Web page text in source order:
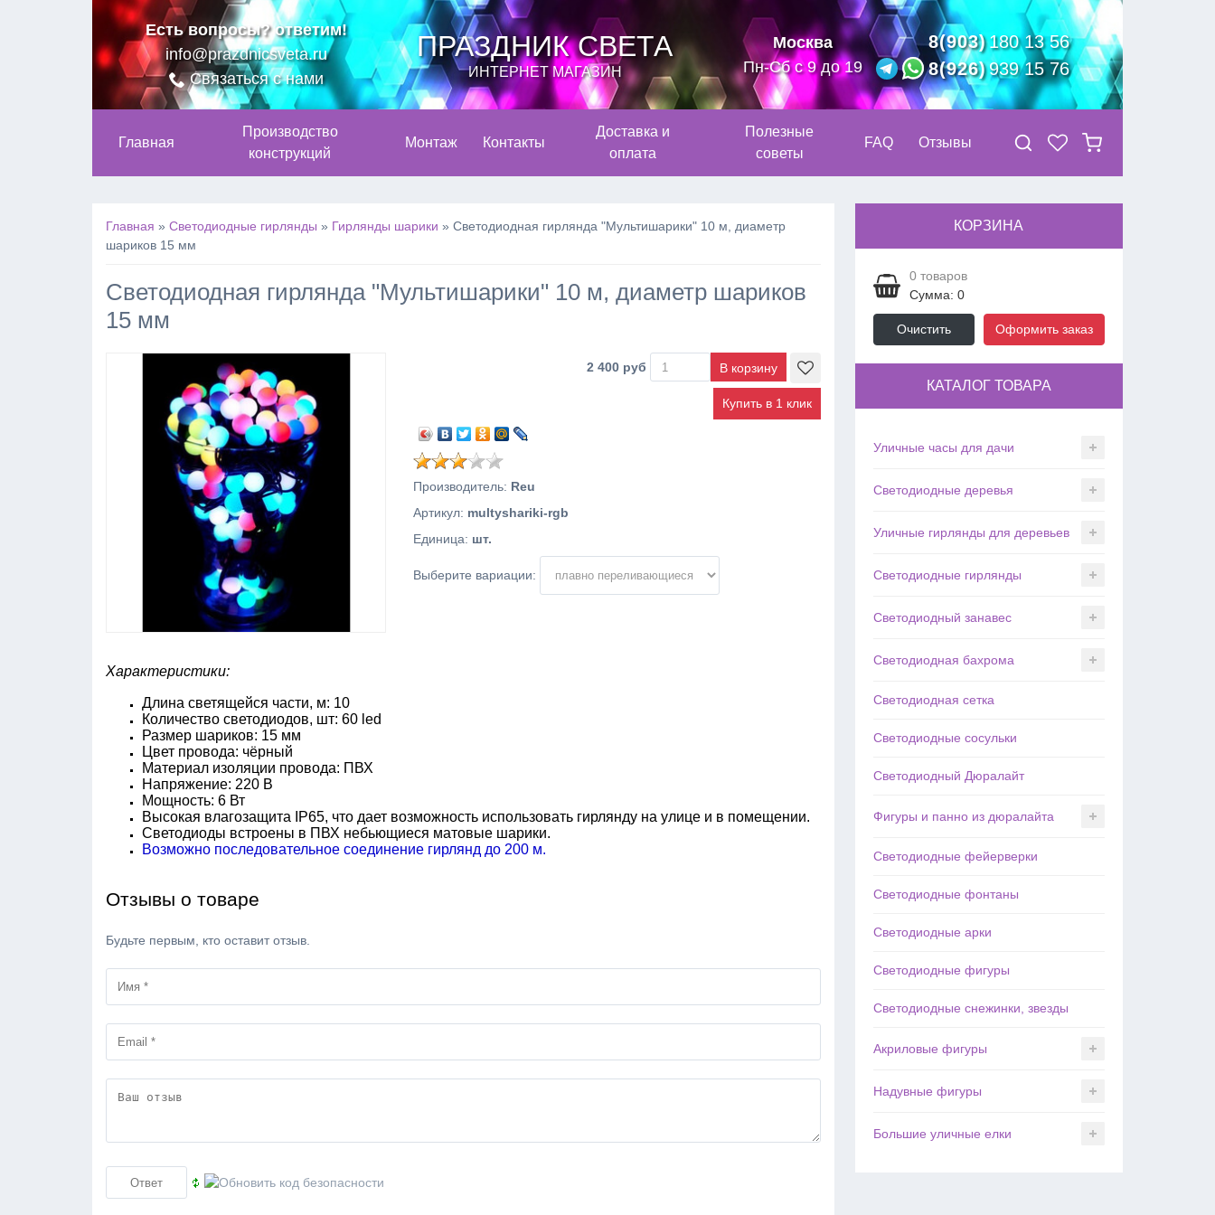
Есть вопросы? ответим!
info@prazdnicsveta.ru
Связаться с нами
ПРАЗДНИК СВЕТА
ИНТЕРНЕТ МАГАЗИН
Москва
Пн-Сб с 9 до 19
8(903)180 13 56
8(926)939 15 76
Главная
Производство
конструкций
Монтаж Контакты
Доставка и
оплата
Полезные
советы
FAQ Отзывы
Главная » Светодиодные гирлянды » Гирлянды шарики » Светодиодная гирлянда "Мультишарики" 10 м, диаметр
шариков 15 мм
Светодиодная гирлянда "Мультишарики" 10 м, диаметр шариков
15 мм
2 400 руб
Купить в 1 клик
Производитель: Reu
Артикул: multyshariki-rgb
Единица: шт.
Выберите вариации:
Характеристики:
Длина светящейся части, м: 10
Количество светодиодов, шт: 60 led
Размер шариков: 15 мм
Цвет провода: чёрный
Материал изоляции провода: ПВХ
Напряжение: 220 В
Мощность: 6 Вт
Высокая влагозащита IP65, что дает возможность использовать гирлянду на улице и в помещении.
Светодиоды встроены в ПВХ небьющиеся матовые шарики.
Возможно последовательное соединение гирлянд до 200 м.
Отзывы о товаре
Будьте первым, кто оставит отзыв.
КОРЗИНА
0товаров
Сумма: 0
Очистить Оформить заказ
КАТАЛОГ ТОВАРА
Уличные часы для дачи
Светодиодные деревья
Уличные гирлянды для деревьев
Светодиодные гирлянды
Светодиодный занавес
Светодиодная бахрома
Светодиодная сетка
Светодиодные сосульки
Светодиодный Дюралайт
Фигуры и панно из дюралайта
Светодиодные фейерверки
Светодиодные фонтаны
Светодиодные арки
Светодиодные фигуры
Светодиодные снежинки, звезды
Акриловые фигуры
Надувные фигуры
Большие уличные елки